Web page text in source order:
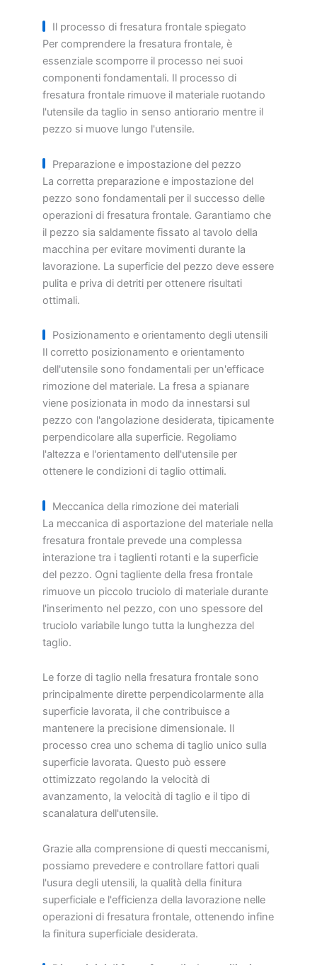
Il processo di fresatura frontale spiegato
Per comprendere la fresatura frontale, è
essenziale scomporre il processo nei suoi
componenti fondamentali. Il processo di
fresatura frontale rimuove il materiale ruotando
l'utensile da taglio in senso antiorario mentre il
pezzo si muove lungo l'utensile.
Preparazione e impostazione del pezzo
La corretta preparazione e impostazione del
pezzo sono fondamentali per il successo delle
operazioni di fresatura frontale. Garantiamo che
il pezzo sia saldamente fissato al tavolo della
macchina per evitare movimenti durante la
lavorazione. La superficie del pezzo deve essere
pulita e priva di detriti per ottenere risultati
ottimali.
Posizionamento e orientamento degli utensili
Il corretto posizionamento e orientamento
dell'utensile sono fondamentali per un'efficace
rimozione del materiale. La fresa a spianare
viene posizionata in modo da innestarsi sul
pezzo con l'angolazione desiderata, tipicamente
perpendicolare alla superficie. Regoliamo
l'altezza e l'orientamento dell'utensile per
ottenere le condizioni di taglio ottimali.
Meccanica della rimozione dei materiali
La meccanica di asportazione del materiale nella
fresatura frontale prevede una complessa
interazione tra i taglienti rotanti e la superficie
del pezzo. Ogni tagliente della fresa frontale
rimuove un piccolo truciolo di materiale durante
l'inserimento nel pezzo, con uno spessore del
truciolo variabile lungo tutta la lunghezza del
taglio.
Le forze di taglio nella fresatura frontale sono
principalmente dirette perpendicolarmente alla
superficie lavorata, il che contribuisce a
mantenere la precisione dimensionale. Il
processo crea uno schema di taglio unico sulla
superficie lavorata. Questo può essere
ottimizzato regolando la velocità di
avanzamento, la velocità di taglio e il tipo di
scanalatura dell'utensile.
Grazie alla comprensione di questi meccanismi,
possiamo prevedere e controllare fattori quali
l'usura degli utensili, la qualità della finitura
superficiale e l'efficienza della lavorazione nelle
operazioni di fresatura frontale, ottenendo infine
la finitura superficiale desiderata.